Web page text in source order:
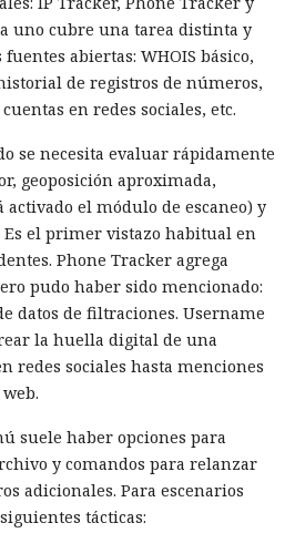
uno cubre una tarea distinta y
abiertas: WHOIS básico,
de registros de números,
en redes sociales, etc.
se necesita evaluar rápidamente
geoposición aproximada,
activado el módulo de escaneo) y
el primer vistazo habitual en
Phone Tracker agrega
pudo haber sido mencionado:
datos de filtraciones. Username
la huella digital de una
redes sociales hasta menciones
suele haber opciones para
y comandos para relanzar
adicionales. Para escenarios
tácticas: